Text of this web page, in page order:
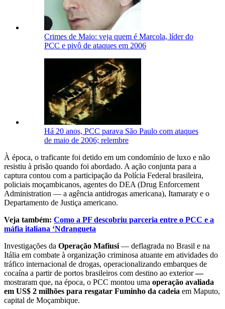
Crimes de Maio: veja quem é Marcola, líder do
PCC e pivô de ataques em 2006
Há 20 anos, PCC parava São Paulo com ataques
de maio de 2006; relembre
À época, o traficante foi detido em um condomínio de luxo e não
resistiu à prisão quando foi abordado. A ação conjunta para a
captura contou com a participação da Polícia Federal brasileira,
policiais moçambicanos, agentes do DEA (Drug Enforcement
Administration — a agência antidrogas americana), Itamaraty e o
Departamento de Justiça americano.
Veja também: Como a PF descobriu parceria entre o PCC e a
máfia italiana ‘Ndrangueta
Investigações da Operação Mafiusi — deflagrada no Brasil e na
Itália em combate à organização criminosa atuante em atividades do
tráfico internacional de drogas, operacionalizando embarques de
cocaína a partir de portos brasileiros com destino ao exterior—
mostraram que, na época, o PCC montou uma operação avaliada
em US$ 2 milhões para resgatar Fuminho da cadeia em Maputo,
capital de Moçambique.